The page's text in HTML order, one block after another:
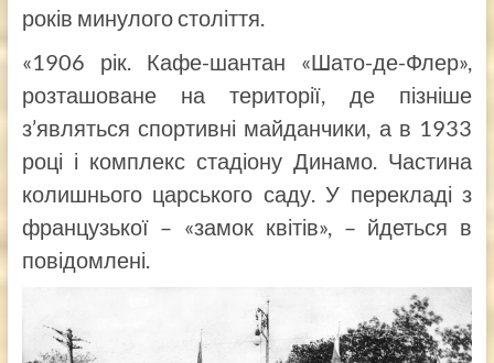
років минулого століття.
«1906 рік. Кафе-шантан «Шато-де-Флер»,
розташоване на території, де пізніше
з’являться спортивні майданчики, а в 1933
році і комплекс стадіону Динамо. Частина
колишнього царського саду. У перекладі з
французької – «замок квітів», – йдеться в
повідомлені.